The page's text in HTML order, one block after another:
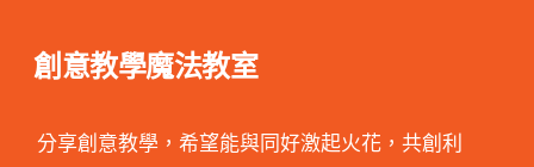
創意教學魔法教室
分享創意教學，希望能與同好激起火花，共創利